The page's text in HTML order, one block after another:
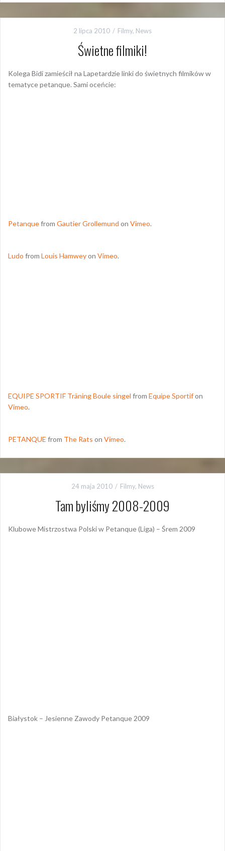
2 lipca 2010 Filmy, News
Świetne filmiki!
Kolega Bidi zamieścił na Lapetardzie linki do świetnych filmików w
tematyce petanque. Sami oceńcie:
Petanquefrom Gautier Grollemund on Vimeo.
Ludo from Louis Hamweyon Vimeo.
EQUIPE SPORTIF Träning Boule singel from Equipe Sportifon
Vimeo.
PETANQUE from The Rats on Vimeo.
24 maja 2010 Filmy, News
Tam byliśmy 2008-2009
Klubowe Mistrzostwa Polski w Petanque (Liga) – Śrem 2009
Białystok – Jesienne Zawody Petanque 2009